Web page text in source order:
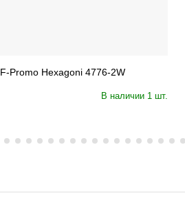
Настенный светильник F-Promo Hexagoni 4776-2W
В наличии 1 шт.